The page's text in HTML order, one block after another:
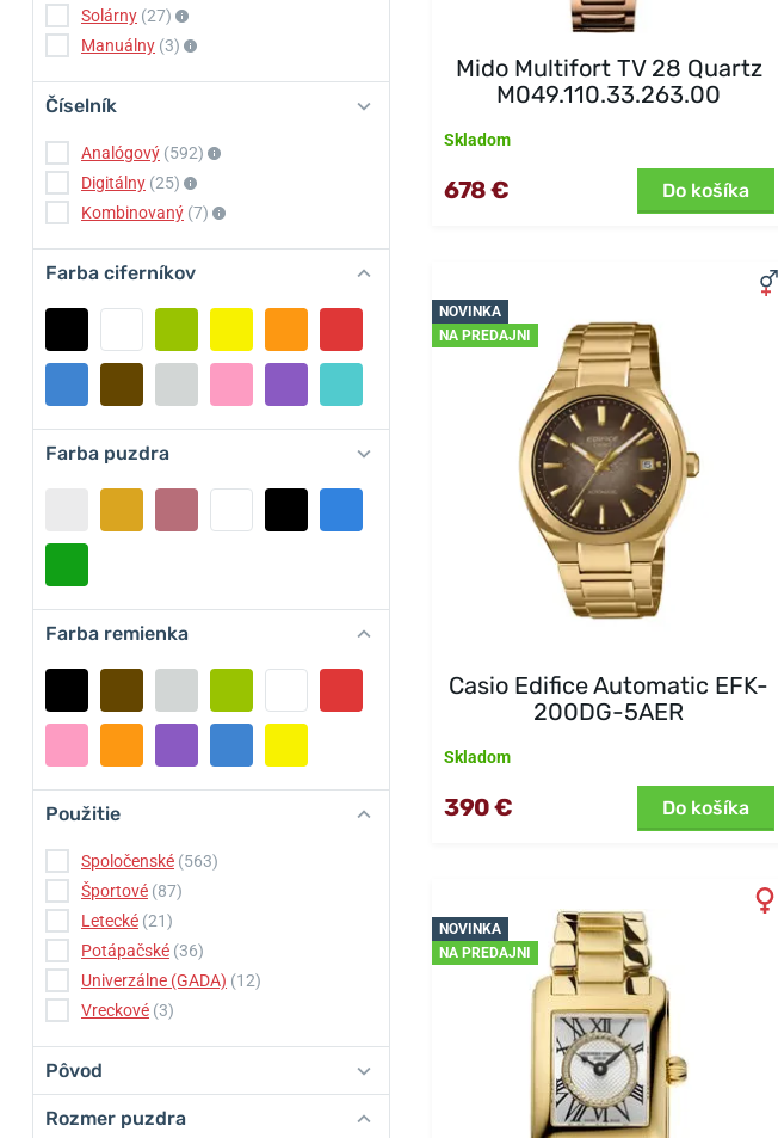
Solárny (27)
Manuálny (3)
Číselník
Analógový (592)
Digitálny (25)
Kombinovaný (7)
Farba ciferníkov
Farba puzdra
Farba remienka
Použitie
Spoločenské (563)
Športové (87)
Letecké (21)
Potápačské (36)
Univerzálne (GADA) (12)
Vreckové (3)
Pôvod
Rozmer puzdra
Mido Multifort TV 28 Quartz
M049.110.33.263.00
Skladom
678 € Do košíka
NOVINKA
NA PREDAJNI
Casio Edifice Automatic EFK-
200DG-5AER
Skladom
390 € Do košíka
NOVINKA
NA PREDAJNI